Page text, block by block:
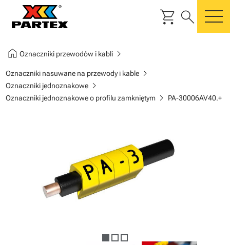
shopping_cart search
home Oznaczniki przewodów i kablichevron_right
Oznaczniki nasuwane na przewody i kablechevron_right
Oznaczniki jednoznakowechevron_right
Oznaczniki jednoznakowe o profilu zamkniętym chevron_right PA-30006AV40.+